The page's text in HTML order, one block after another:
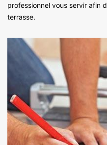
professionnel vous servir afin
terrasse.